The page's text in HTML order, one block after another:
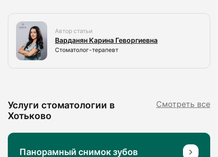
Автор статьи
Варданян Карина Геворгиевна
Стоматолог-терапевт
Услуги стоматологии в
Хотьково
Смотреть все
Панорамный снимок зубов